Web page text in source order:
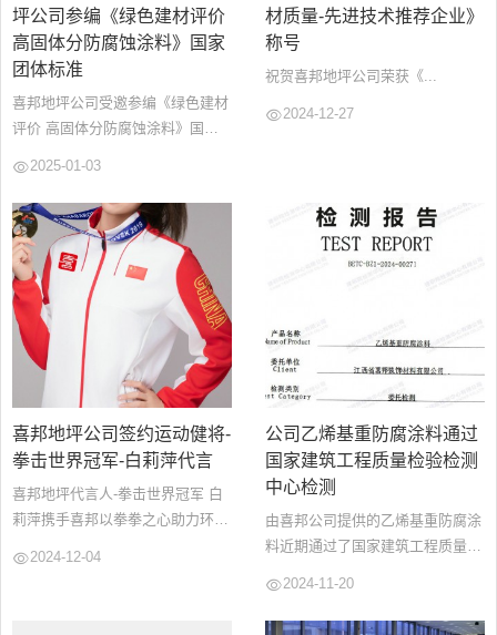
坪公司参编《绿色建材评价
高固体分防腐蚀涂料》国家
团体标准
喜邦地坪公司受邀参编《绿色建材
评价 高固体分防腐蚀涂料》国家
认可,同时也是一种鞭策,喜邦防腐
事业部要不断创新,开发出更多更
好的符合市场需求的防腐产品....
2025-01-03
材质量-先进技术推荐企业》
称号
祝贺喜邦地坪公司荣获《...
2024-12-27
喜邦地坪公司签约运动健将-
拳击世界冠军-白莉萍代言
喜邦地坪代言人-拳击世界冠军 白
莉萍携手喜邦以拳拳之心助力环
2024-12-04
公司乙烯基重防腐涂料通过
国家建筑工程质量检验检测
中心检测
由喜邦公司提供的乙烯基重防腐涂
料近期通过了国家建筑工程质量检
2024-11-20